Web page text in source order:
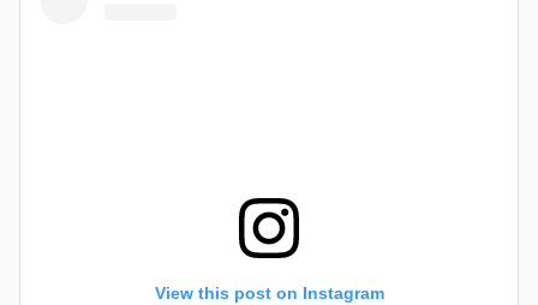
View this post on Instagram